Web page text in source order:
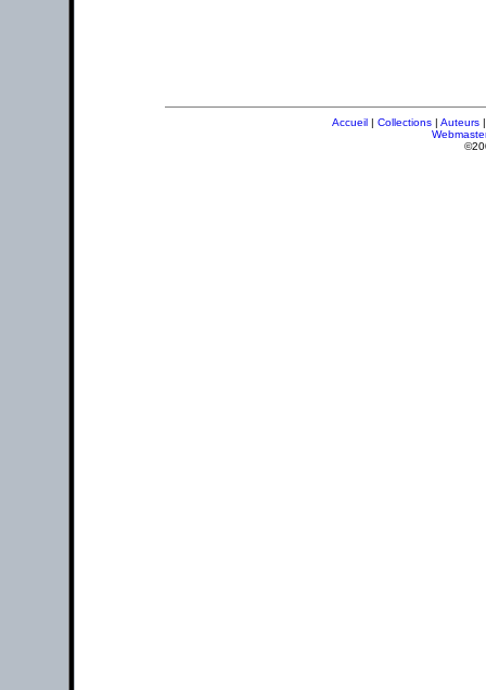
Accueil | Collections | Auteurs